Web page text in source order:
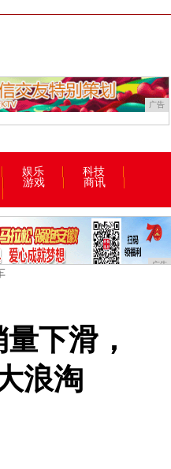
广告
娱乐
科技
游戏
商讯
广告
下滑，
浪淘